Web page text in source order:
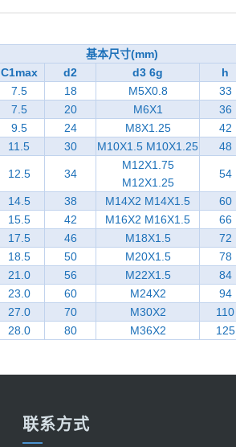
基本尺寸(mm)
C1max d2 d3 6g h
7.5 18 M5X0.8 33
7.5 20 M6X1 36
9.5 24 M8X1.25 42
11.5 30 M10X1.5 M10X1.25 48
12.5 34
M12X1.75
M12X1.25
54
14.5 38 M14X2 M14X1.5 60
15.5 42 M16X2 M16X1.5 66
17.5 46 M18X1.5 72
18.5 50 M20X1.5 78
21.0 56 M22X1.5 84
23.0 60 M24X2 94
27.0 70 M30X2 110
28.0 80 M36X2 125
联系方式